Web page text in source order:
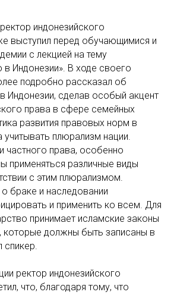
индонезийского
выступил перед обучающимися и
с лекцией на тему
Индонезии». В ходе своего
подробно рассказал об
Индонезии, сделав особый акцент
права в сфере семейных
развития правовых норм в
плюрализм нации.
частного права, особенно
применяться различные виды
с этим плюрализмом.
браке и наследовании
и применить ко всем. Для
принимает исламские законы
которые должны быть записаны в
спикер.
ректор индонезийского
что, благодаря тому, что